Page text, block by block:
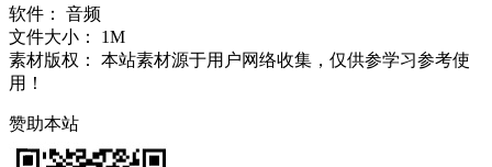
软件：
音频
文件大小：
1M
素材版权：
本站素材源于用户网络收集，仅供参学习参考使
用！
赞助本站